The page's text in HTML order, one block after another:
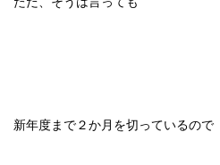
新年度まで２か月を切っているので